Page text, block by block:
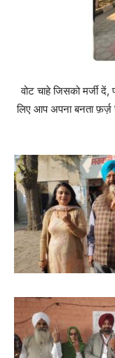
वोट चाहे जिसको मर्जी
लिए आप अपना बनता